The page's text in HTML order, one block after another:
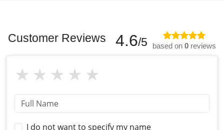
Customer Reviews 4.6/5 based on 0 reviews
I do not want to specify my name